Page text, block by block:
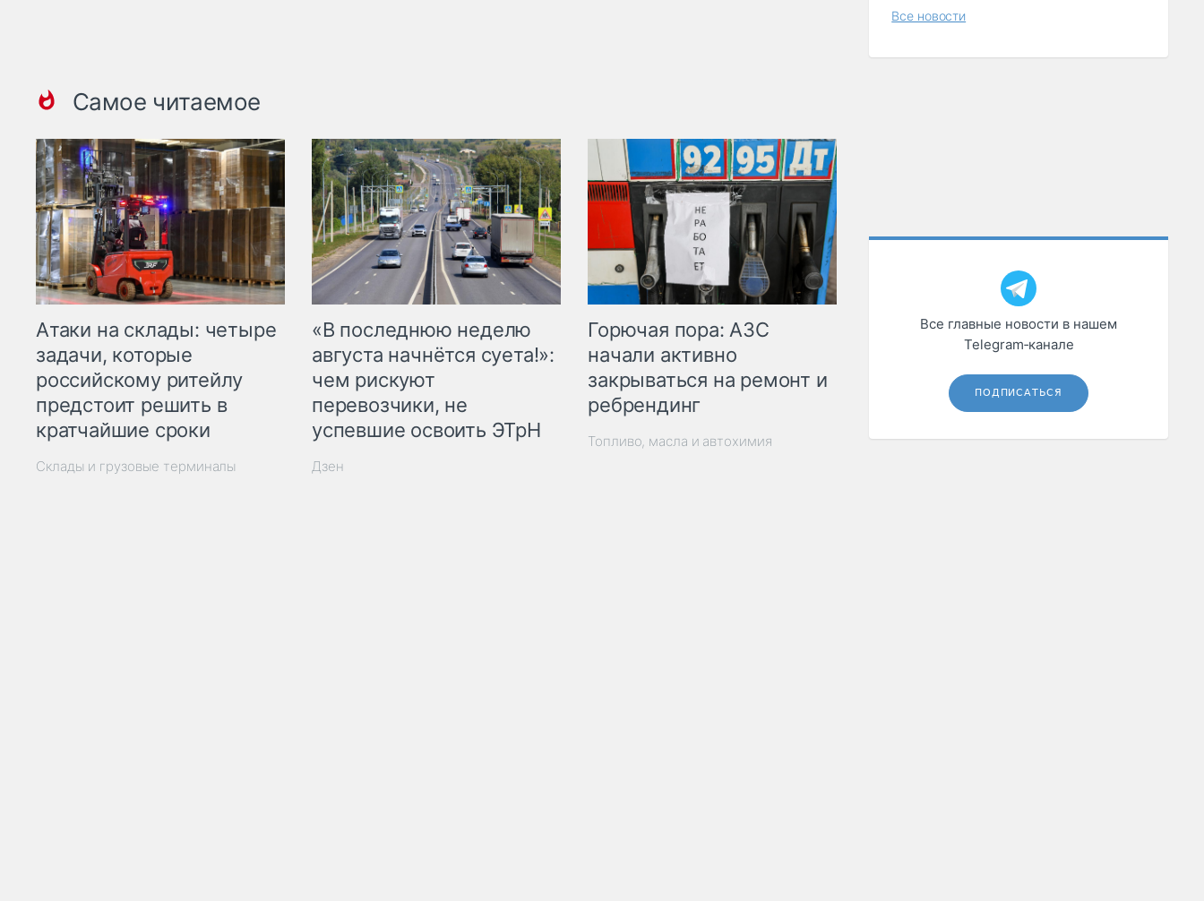
Самое читаемое
Атаки на склады: четыре
задачи, которые
российскому ритейлу
предстоит решить в
кратчайшие сроки
Склады и грузовые терминалы
«В последнюю неделю
августа начнётся суета!»:
чем рискуют
перевозчики, не
успевшие освоить ЭТрН
Дзен
Горючая пора: АЗС
начали активно
закрываться на ремонт и
ребрендинг
Топливо, масла и автохимия
Все новости
Все главные новости в нашем
Telegram‑канале
ПОДПИСАТЬСЯ